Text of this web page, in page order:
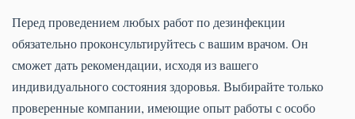
Перед проведением любых работ по дезинфекции
обязательно проконсультируйтесь с вашим врачом. Он
сможет дать рекомендации, исходя из вашего
индивидуального состояния здоровья. Выбирайте только
проверенные компании, имеющие опыт работы с особо